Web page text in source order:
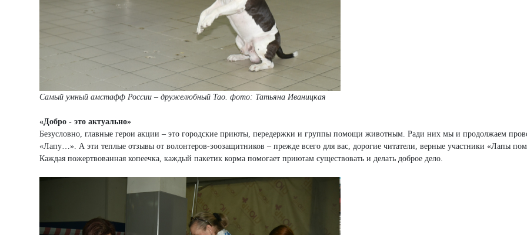
Самый умный амстафф России – дружелюбный Тао. фото: Татьяна Иваницкая
«Добро - это актуально»
Безусловно, главные герои акции – это городские приюты, передержки и группы помощи животным. Ради них мы и продолжаем
«Лапу…». А эти теплые отзывы от волонтеров-зоозащитников – прежде всего для вас, дорогие читатели, верные участники «Лапы
Каждая пожертвованная копеечка, каждый пакетик корма помогает приютам существовать и делать доброе дело.